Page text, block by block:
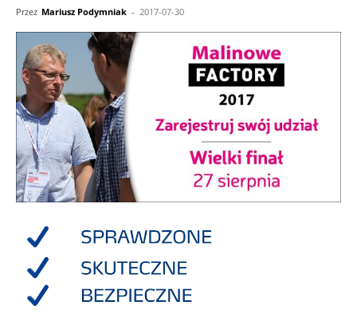
Przez Mariusz Podymniak - 2017-07-30